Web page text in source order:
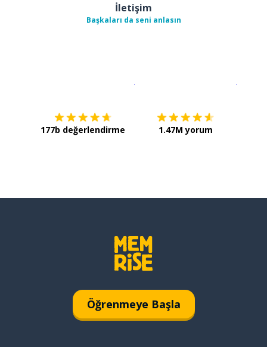
İletişim
Başkaları da seni anlasın
177b değerlendirme 1.47M yorum
Öğrenmeye Başla